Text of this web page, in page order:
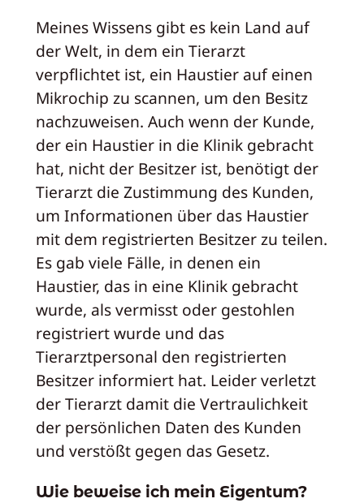
Meines Wissens gibt es kein Land auf
der Welt, in dem ein Tierarzt
verpflichtet ist, ein Haustier auf einen
Mikrochip zu scannen, um den Besitz
nachzuweisen. Auch wenn der Kunde,
der ein Haustier in die Klinik gebracht
hat, nicht der Besitzer ist, benötigt der
Tierarzt die Zustimmung des Kunden,
um Informationen über das Haustier
mit dem registrierten Besitzer zu teilen.
Es gab viele Fälle, in denen ein
Haustier, das in eine Klinik gebracht
wurde, als vermisst oder gestohlen
registriert wurde und das
Tierarztpersonal den registrierten
Besitzer informiert hat. Leider verletzt
der Tierarzt damit die Vertraulichkeit
der persönlichen Daten des Kunden
und verstößt gegen das Gesetz.
Wie beweise ich mein Eigentum?